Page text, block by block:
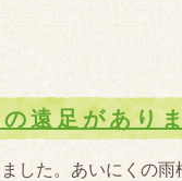
遠足があり
した。あいにくの